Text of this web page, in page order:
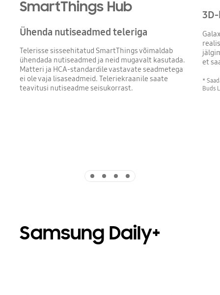
SmartThings Hub
Ühenda nutiseadmed teleriga
Telerisse sisseehitatud SmartThings võimaldab
ühendada nutiseadmed ja neid mugavalt kasutada.
Matteri ja HCA-standardile vastavate seadmetega
ei ole vaja lisaseadmeid. Teleriekraanile saate
teavitusi nutiseadme seisukorrast.
3D-
et
*
Buds
Samsung Daily+